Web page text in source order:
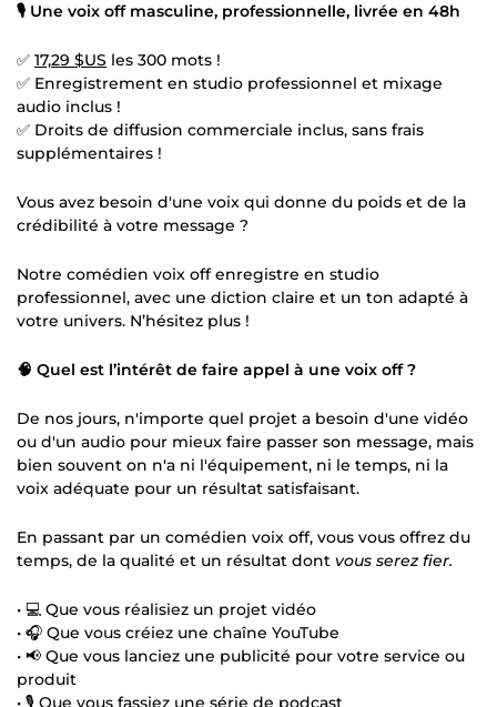
🎙️ Une voix off masculine, professionnelle, livrée en 48h
✅ 17,29 $US les 300 mots !
✅ Enregistrement en studio professionnel et mixage
audio inclus !
✅ Droits de diffusion commerciale inclus, sans frais
supplémentaires !
Vous avez besoin d'une voix qui donne du poids et de la
crédibilité à votre message ?
Notre comédien voix off enregistre en studio
professionnel, avec une diction claire et un ton adapté à
votre univers. N’hésitez plus !
🧠 Quel est l’intérêt de faire appel à une voix off ?
De nos jours, n'importe quel projet a besoin d'une vidéo
ou d'un audio pour mieux faire passer son message, mais
bien souvent on n'a ni l'équipement, ni le temps, ni la
voix adéquate pour un résultat satisfaisant.
En passant par un comédien voix off, vous vous offrez du
temps, de la qualité et un résultat dont vous serez fier.
• 💻 Que vous réalisiez un projet vidéo
• 🎧 Que vous créiez une chaîne YouTube
• 📢 Que vous lanciez une publicité pour votre service ou
produit
• 🎙️ Que vous fassiez une série de podcast